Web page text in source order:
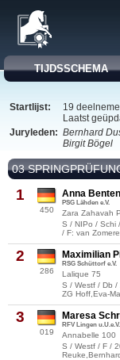
TIJDSSCHEMA
Startlijst:
19
Laatst
Juryleden: Bernhard
Birgit Bögel
03
1
450
Anna Benten
PSG Lähden e.V.
Zara Zahavah
S / NIPo / Schi
/ F: van
2
286
Maximilian
RSG Schüttorf e.V.
Lalique 75
S / Westf / Db
ZG Hoff,Eva-
3
019
Maresa
RFV Lingen u.U.e.V.
Annabelle 100
S / Westf / F /